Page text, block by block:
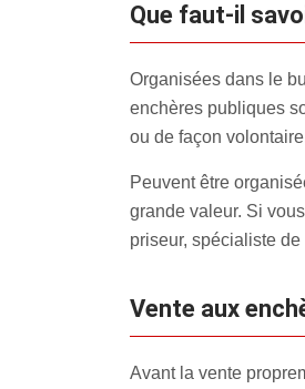
Que faut-il
Organisées dans le
enchères publiques
ou de façon
Peuvent être
grande valeur. Si
priseur, spécialiste de
Vente aux
Avant la vente